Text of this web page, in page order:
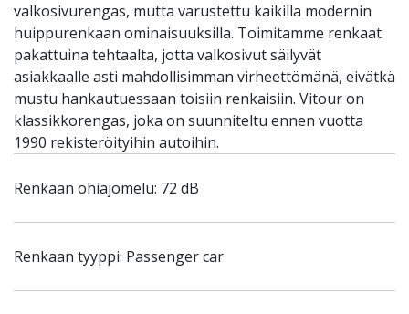
valkosivurengas, mutta varustettu kaikilla modernin
huippurenkaan ominaisuuksilla. Toimitamme renkaat
pakattuina tehtaalta, jotta valkosivut säilyvät
asiakkaalle asti mahdollisimman virheettömänä, eivätkä
mustu hankautuessaan toisiin renkaisiin. Vitour on
klassikkorengas, joka on suunniteltu ennen vuotta
1990 rekisteröityihin autoihin.
Renkaan ohiajomelu: 72 dB
Renkaan tyyppi: Passenger car